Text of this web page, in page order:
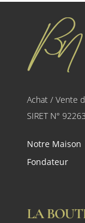
Achat / Vente
SIRET N°
Notre Maison
Fondateur
LA